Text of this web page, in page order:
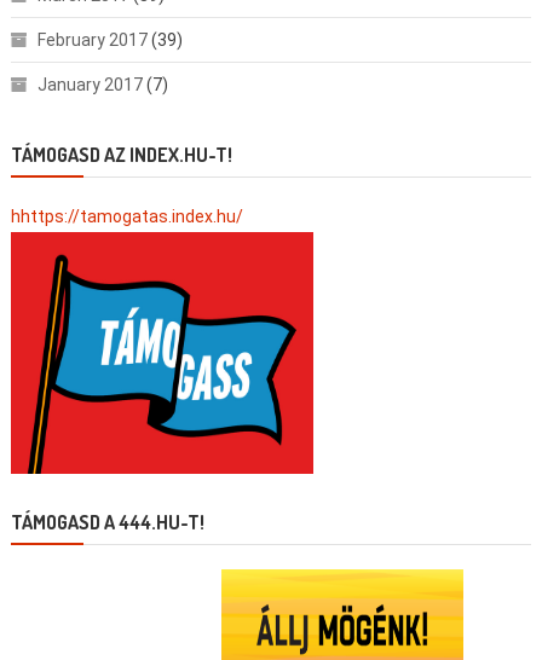
February 2017(39)
January 2017(7)
TÁMOGASD AZ INDEX.HU-T!
hhttps://tamogatas.index.hu/
TÁMOGASD A 444.HU-T!